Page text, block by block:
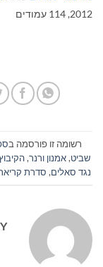
2012, 114 עמודים
רשומה זו פורסמה ב
שביט,אמנון ורנר,
נגד סאלים, סדרת